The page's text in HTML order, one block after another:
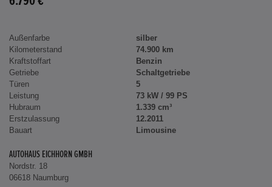
Außenfarbe
silber
Kilometerstand
74.900 km
Kraftstoffart
Benzin
Getriebe
Schaltgetriebe
Türen
5
Leistung
73 kW / 99 PS
Hubraum
1.339 cm³
Erstzulassung
12.2011
Bauart
Limousine
AUTOHAUS EICHHORN GMBH
Nordstr. 18
06618 Naumburg